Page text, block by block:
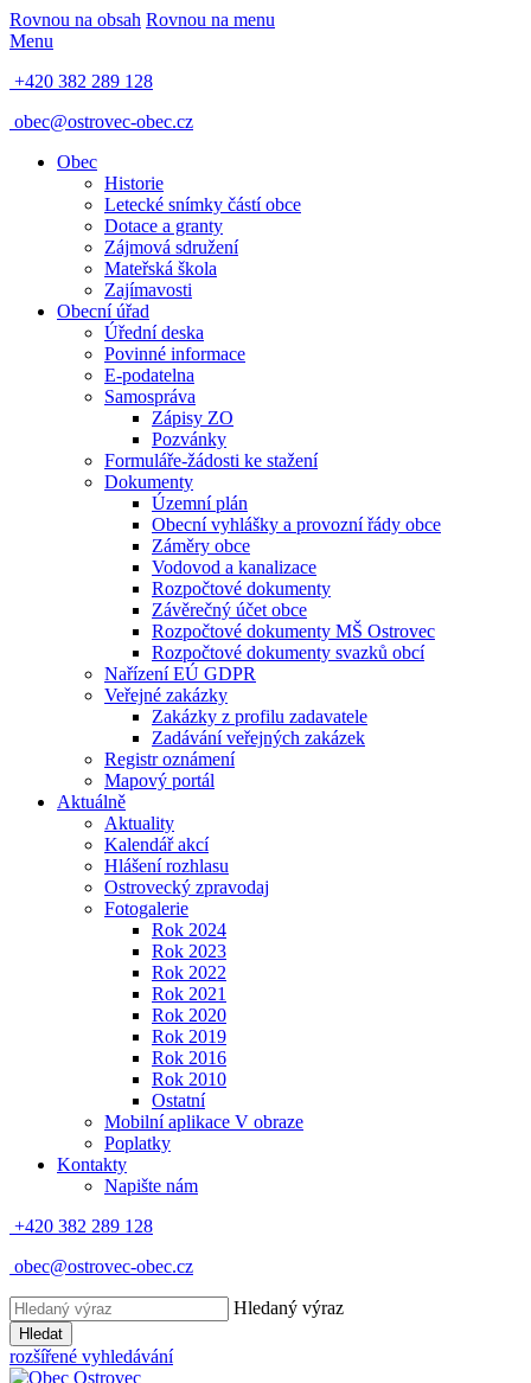
Rovnou na obsah Rovnou na menu
Menu
+420 382 289 128
obec@ostrovec-obec.cz
Obec
Historie
Letecké snímky částí obce
Dotace a granty
Zájmová sdružení
Mateřská škola
Zajímavosti
Obecní úřad
Úřední deska
Povinné informace
E-podatelna
Samospráva
Zápisy ZO
Pozvánky
Formuláře-žádosti ke stažení
Dokumenty
Územní plán
Obecní vyhlášky a provozní řády obce
Záměry obce
Vodovod a kanalizace
Rozpočtové dokumenty
Závěrečný účet obce
Rozpočtové dokumenty MŠ Ostrovec
Rozpočtové dokumenty svazků obcí
Nařízení EÚ GDPR
Veřejné zakázky
Zakázky z profilu zadavatele
Zadávání veřejných zakázek
Registr oznámení
Mapový portál
Aktuálně
Aktuality
Kalendář akcí
Hlášení rozhlasu
Ostrovecký zpravodaj
Fotogalerie
Rok 2024
Rok 2023
Rok 2022
Rok 2021
Rok 2020
Rok 2019
Rok 2016
Rok 2010
Ostatní
Mobilní aplikace V obraze
Poplatky
Kontakty
Napište nám
+420 382 289 128
obec@ostrovec-obec.cz
Hledaný výraz
Hledat
rozšířené vyhledávání